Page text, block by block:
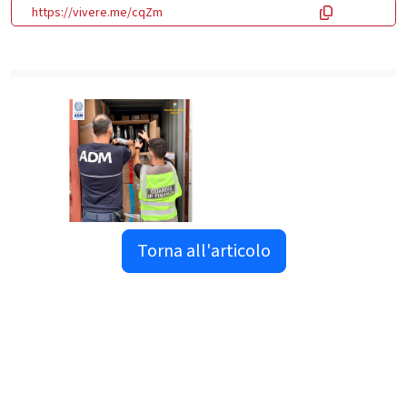
https://vivere.me/cqZm
Torna all'articolo